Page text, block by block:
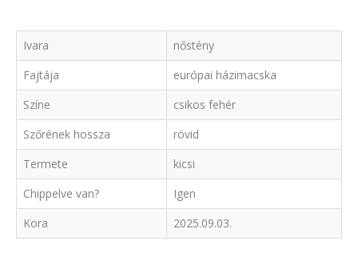
Ivara
nőstény
Fajtája
európai házimacska
Színe
csikos fehér
Szőrének hossza
rövid
Termete
kicsi
Chippelve van?
Igen
Kora
2025.09.03.